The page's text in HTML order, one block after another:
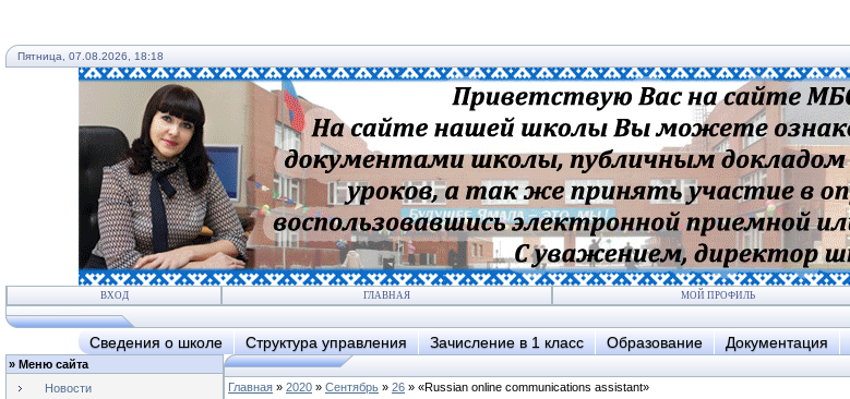
Пятница, 07.08.2026, 18:18
ВХОД ГЛАВНАЯ МОЙ ПРОФИЛЬ
Сведения о школе Структура управления Зачисление в 1 класс Образование Документация
» Меню сайта
Новости
Главная » 2020 » Сентябрь » 26 » «Russian online communications assistant»